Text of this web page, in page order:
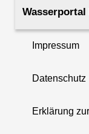
(m ü. NHN)
(m u. GOK)
+
−
Impressum
Datenschutz
Erklärung